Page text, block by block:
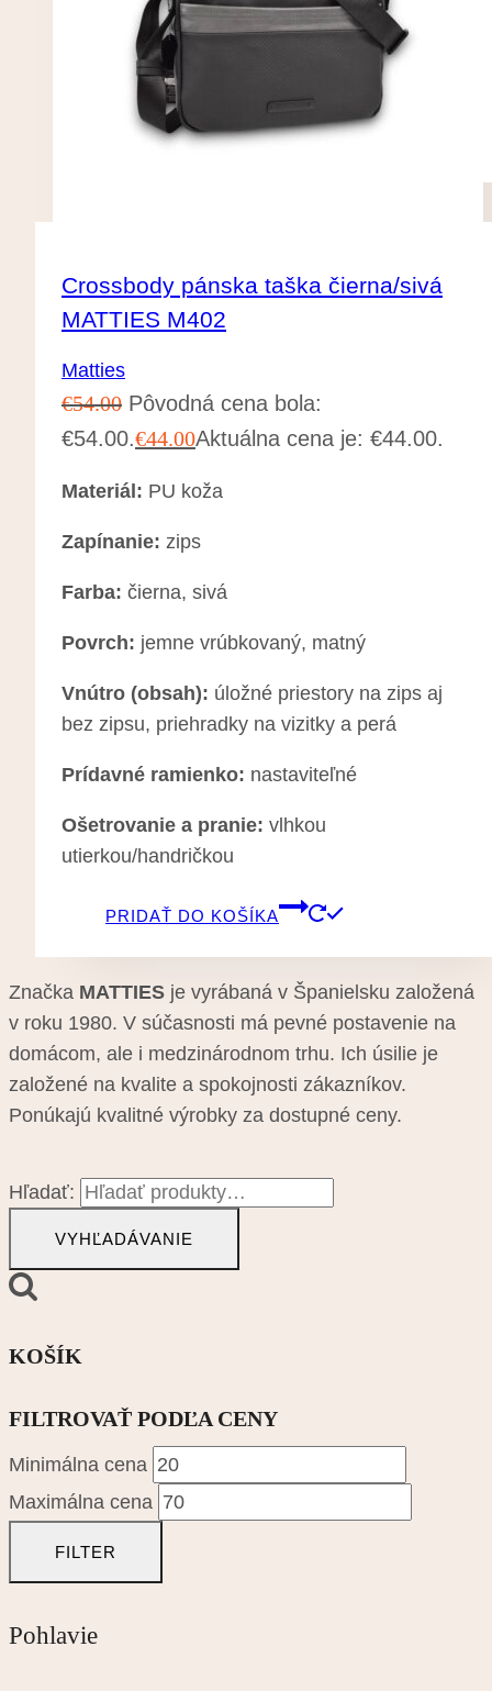
Crossbody pánska taška čierna/sivá
MATTIES M402
Matties
€54.00 Pôvodná cena bola:
€54.00.€44.00Aktuálna cena je: €44.00.
Materiál: PU koža
Zapínanie: zips
Farba: čierna, sivá
Povrch: jemne vrúbkovaný, matný
Vnútro (obsah): úložné priestory na zips aj
bez zipsu, priehradky na vizitky a perá
Prídavné ramienko: nastaviteľné
Ošetrovanie a pranie: vlhkou
utierkou/handričkou
PRIDAŤ DO KOŠÍKA
Značka MATTIES je vyrábaná v Španielsku založená
v roku 1980. V súčasnosti má pevné postavenie na
domácom, ale i medzinárodnom trhu. Ich úsilie je
založené na kvalite a spokojnosti zákazníkov.
Ponúkajú kvalitné výrobky za dostupné ceny.
Hľadať:
VYHĽADÁVANIE
KOŠÍK
FILTROVAŤ PODĽA CENY
Minimálna cena
Maximálna cena
FILTER
Pohlavie